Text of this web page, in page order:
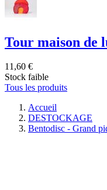
Tour maison de
11,60 €
Stock faible
Tous les produits
Accueil
DESTOCKAGE
Bentodisc - Grand